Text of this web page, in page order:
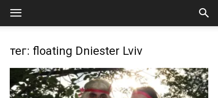
тег: floating Dniester Lviv